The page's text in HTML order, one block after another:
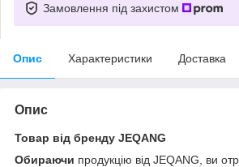
Замовлення під захистом
Опис Характеристики Доставка
Опис
Товар від бренду JEQANG
Обираючи продукцію від JEQANG, ви